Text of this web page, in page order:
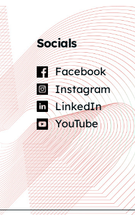
Socials
Facebook
Instagram
LinkedIn
YouTube